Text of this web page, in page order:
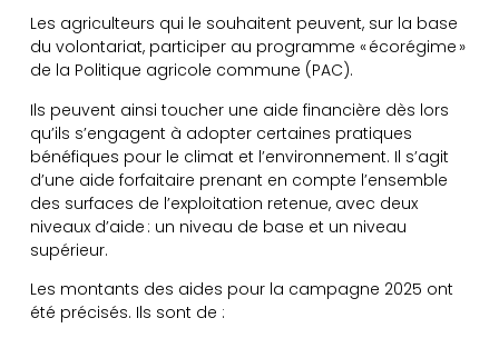
Les agriculteurs qui le souhaitent peuvent, sur la base
du volontariat, participer au programme « écorégime »
de la Politique agricole commune (PAC).
Ils peuvent ainsi toucher une aide financière dès lors
qu’ils s’engagent à adopter certaines pratiques
bénéfiques pour le climat et l’environnement. Il s’agit
d’une aide forfaitaire prenant en compte l’ensemble
des surfaces de l’exploitation retenue, avec deux
niveaux d’aide : un niveau de base et un niveau
supérieur.
Les montants des aides pour la campagne 2025 ont
été précisés. Ils sont de :